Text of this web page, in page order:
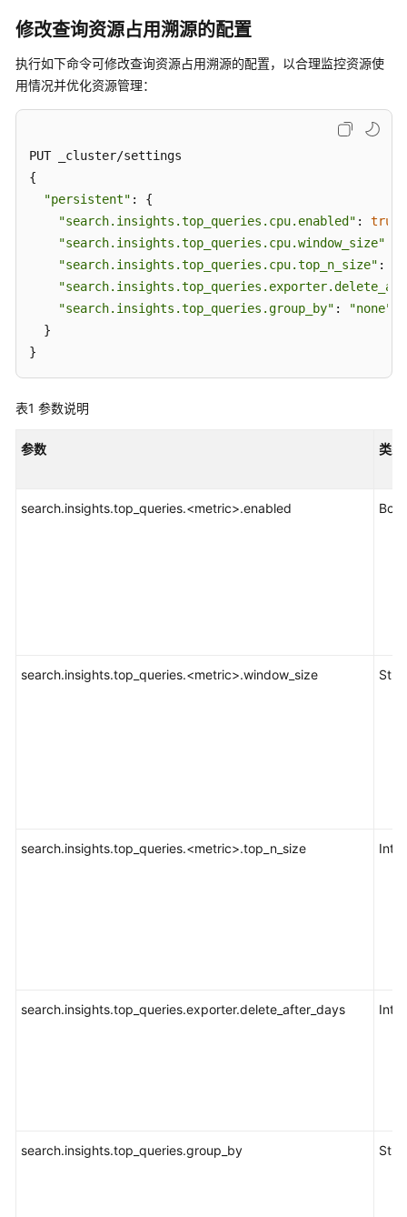
规
划
创
（新
创
建
集
群
（旧
配
安
群
生
索
增
修改查询资源占用溯源的配置
执行如下命令可修改查询资源占用溯源的配置，以合理监控资源使
用情况并优化资源管理：
PUT _cluster/settings
{
"persistent" : {
"search.insights.top_queries.cpu.enabled" : true
"search.insights.top_queries.cpu.window_size"
"search.insights.top_queries.cpu.top_n_size" :
"search.insights.top_queries.group_by" :
"none"
  }
}
表1 参数说明
参数 类型
search.insights.top_queries.<metric>.enabled
search.insights.top_queries.<metric>.window_size
search.insights.top_queries.<metric>.top_n_size
search.insights.top_queries.exporter.delete_after_days
search.insights.top_queries.group_by